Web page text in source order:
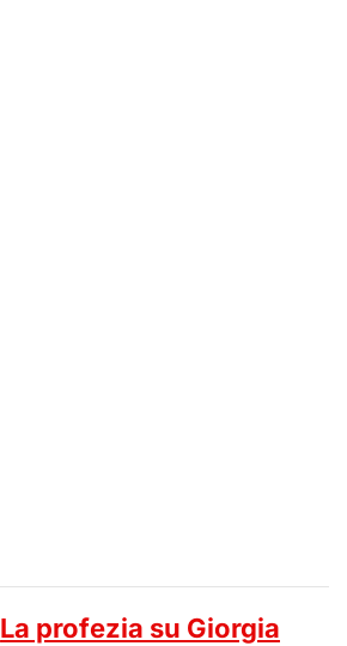
La profezia su Giorgia